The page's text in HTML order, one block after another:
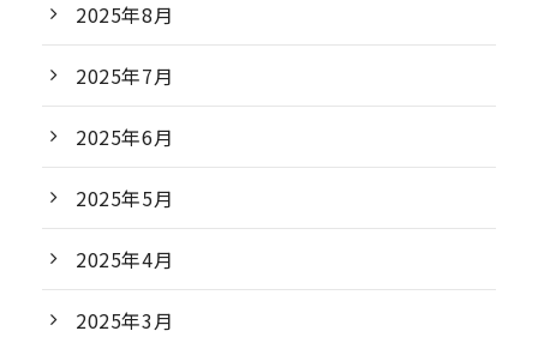
2025年8月
2025年7月
2025年6月
2025年5月
2025年4月
2025年3月